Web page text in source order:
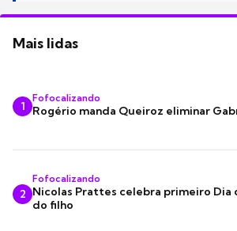
Mais lidas
1
Fofocalizando
Rogério manda Queiroz eliminar
2
Fofocalizando
Nicolas Prattes celebra primeiro Dia
do filho